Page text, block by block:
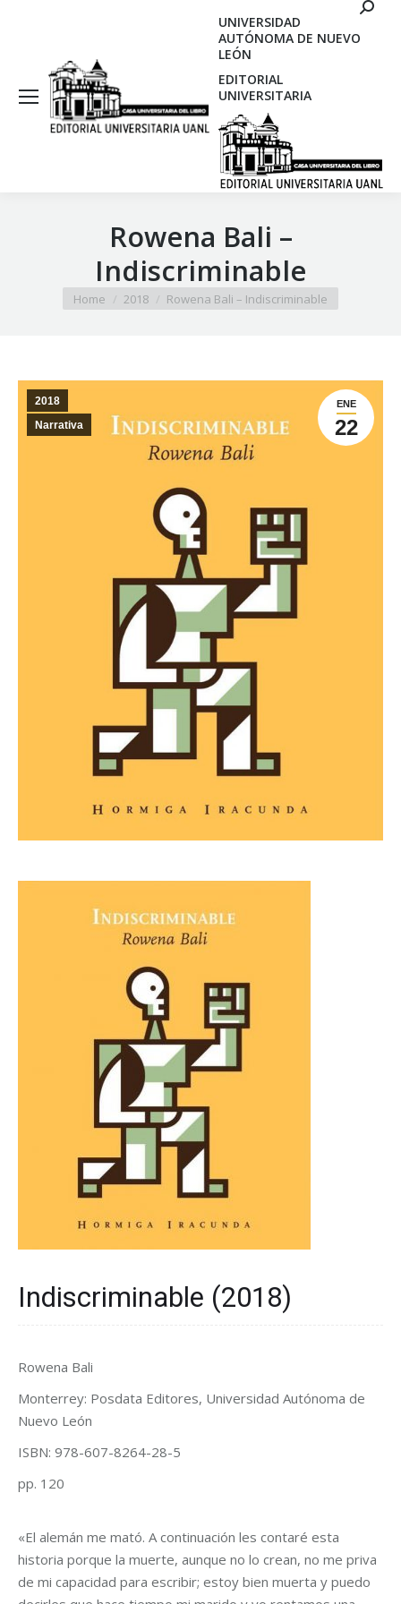
UNIVERSIDAD
AUTÓNOMA DE NUEVO
LEÓN
EDITORIAL
UNIVERSITARIA
Rowena Bali –
Indiscriminable
You are here:
Home 2018 Rowena Bali – Indiscriminable
ENE
22
2018
Narrativa
Indiscriminable (2018)
Rowena Bali
Monterrey: Posdata Editores, Universidad Autónoma de
Nuevo León
ISBN: 978-607-8264-28-5
pp. 120
«El alemán me mató. A continuación les contaré esta
historia porque la muerte, aunque no lo crean, no me priva
de mi capacidad para escribir; estoy bien muerta y puedo